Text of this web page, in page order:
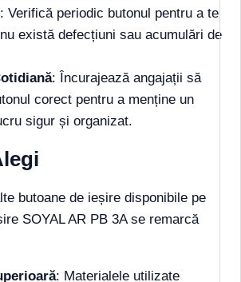
: Verifică periodic butonul pentru a te
există defecțiuni sau acumulări de
: Încurajează angajații să
corect pentru a menține un
sigur și organizat.
butoane de ieșire disponibile pe
SOYAL AR PB 3A se remarcă
: Materialele utilizate